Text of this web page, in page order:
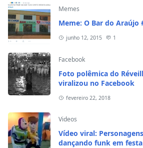
Memes
Meme: O Bar do Araújo
junho 12, 2015 1
Facebook
Foto polêmica do
viralizou no Facebook
fevereiro 22, 2018
Videos
Vídeo viral:
dançando funk em